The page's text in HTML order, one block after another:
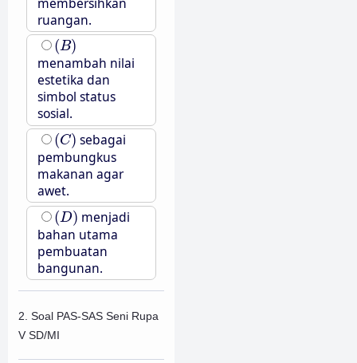
ruangan.
(B)
(B)
menambah nilai
estetika dan
simbol status
sosial.
(C)
(C) sebagai
pembungkus
makanan agar
awet.
(D)
(D) menjadi
bahan utama
pembuatan
bangunan.
2. Soal PAS-SAS Seni Rupa
V SD/MI